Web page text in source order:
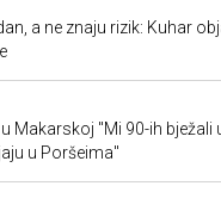
a ne znaju rizik: Kuhar
Makarskoj "Mi 90-ih bježali
u Poršeima"